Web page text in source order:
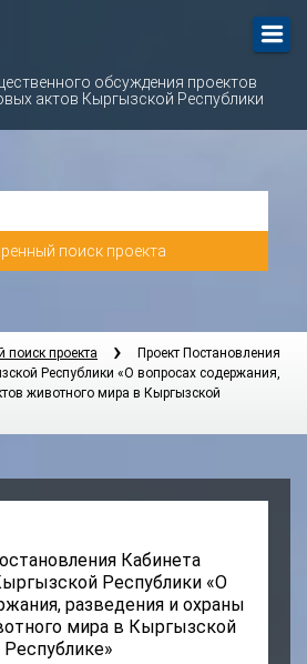
обсуждения проектов
актов Кыргызской Республики
поиск проекта
поиск проекта
Проект Постановления
Республики «О вопросах содержания,
животного мира в Кыргызской
Кабинета
Республики «О
разведения и охраны
мира в Кыргызской
Республике»